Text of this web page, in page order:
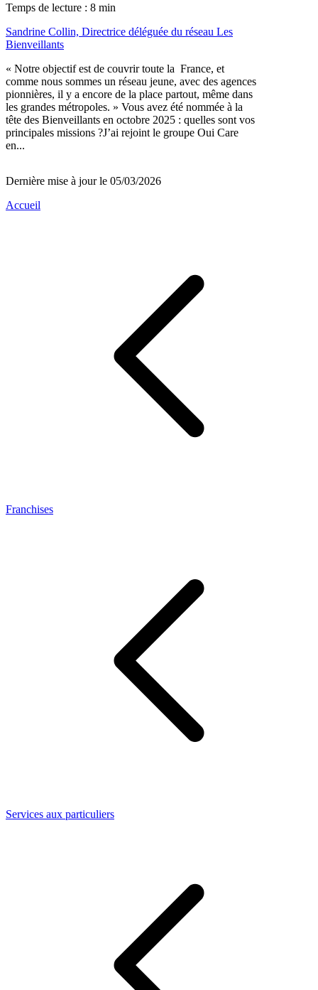
Temps de lecture : 8 min
Sandrine Collin, Directrice déléguée du réseau Les
Bienveillants
« Notre objectif est de couvrir toute la France, et
comme nous sommes un réseau jeune, avec des agences
pionnières, il y a encore de la place partout, même dans
les grandes métropoles. » Vous avez été nommée à la
tête des Bienveillants en octobre 2025 : quelles sont vos
principales missions ?J’ai rejoint le groupe Oui Care
en...
Dernière mise à jour le 05/03/2026
Accueil
Franchises
Services aux particuliers